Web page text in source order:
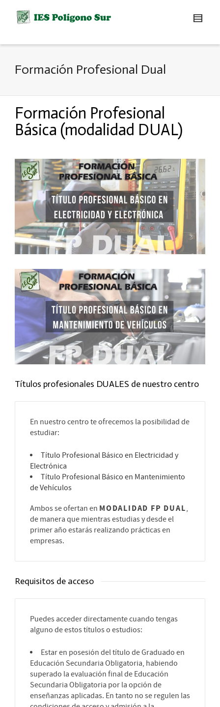
Formación Profesional Dual
Formación Profesional
Básica (modalidad DUAL)
Títulos profesionales DUALES de nuestro centro
En nuestro centro te ofrecemos la posibilidad de
estudiar:
Título Profesional Básico en Electricidad y
Electrónica
Título Profesional Básico en Mantenimiento
de Vehículos
Ambos se ofertan en MODALIDAD FP DUAL,
de manera que mientras estudias y desde el
primer año estarás realizando prácticas en
empresas.
Requisitos de acceso
Puedes acceder directamente cuando tengas
alguno de estos títulos o estudios:
Estar en posesión del título de Graduado en
Educación Secundaria Obligatoria, habiendo
superado la evaluación final de Educación
Secundaria Obligatoria por la opción de
enseñanzas aplicadas. En tanto no se regulen las